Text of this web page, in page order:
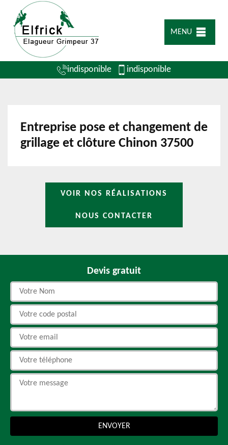
MENU
indisponible indisponible
Entreprise pose et changement de
grillage et clôture Chinon 37500
VOIR NOS RÉALISATIONS
NOUS CONTACTER
Devis gratuit